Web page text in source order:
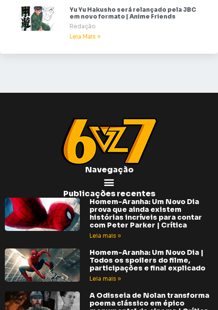
Yu Yu Hakusho será relançado pela JBC
em novo formato | Anime Friends
Redação
Leia Mais »
Navegação
Publicações recentes
Homem-Aranha: Um Novo Dia
prova que ainda existem
histórias incríveis para contar
com Peter Parker | Crítica
Leia mais »
Homem-Aranha: Um Novo Dia |
Todos os spoilers do filme,
participações e final explicado
Leia mais »
A Odisseia de Nolan transforma
poema clássico em épico